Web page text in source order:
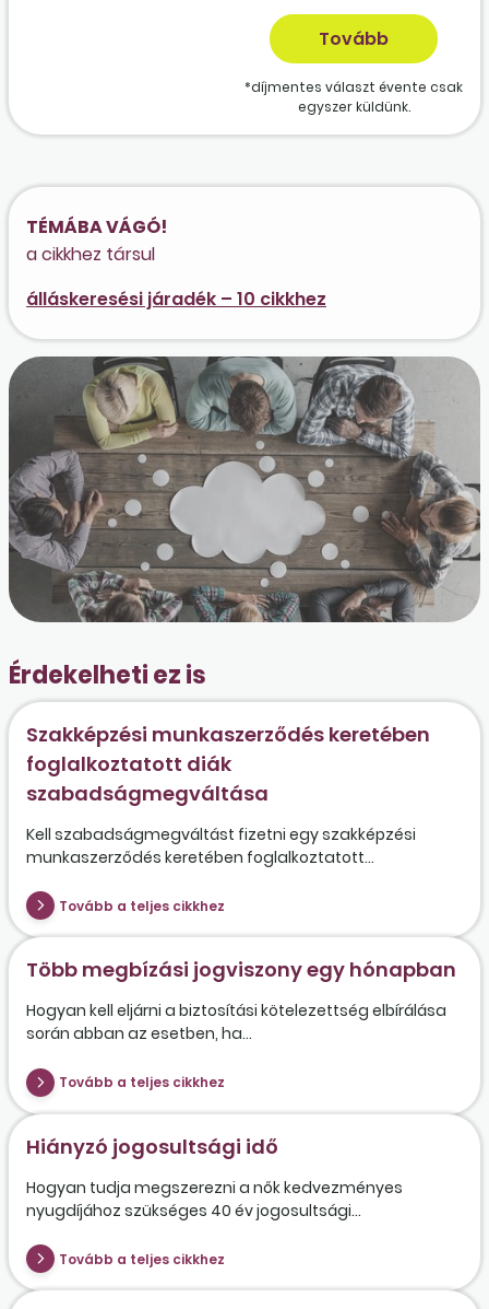
*díjmentes választ évente csak
egyszer küldünk.
TÉMÁBA VÁGÓ!
a cikkhez társul
álláskeresési járadék – 10 cikkhez
Érdekelheti ez is
Szakképzési munkaszerződés keretében
foglalkoztatott diák
szabadságmegváltása
Kell szabadságmegváltást fizetni egy szakképzési
munkaszerződés keretében foglalkoztatott...
Tovább a teljes cikkhez
Több megbízási jogviszony egy hónapban
Hogyan kell eljárni a biztosítási kötelezettség elbírálása
során abban az esetben, ha...
Tovább a teljes cikkhez
Hiányzó jogosultsági idő
Hogyan tudja megszerezni a nők kedvezményes
nyugdíjához szükséges 40 év jogosultsági...
Tovább a teljes cikkhez